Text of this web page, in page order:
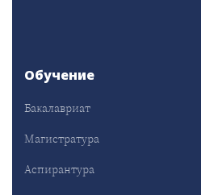
Обучение
Бакалавриат
Магистратура
Аспирантура